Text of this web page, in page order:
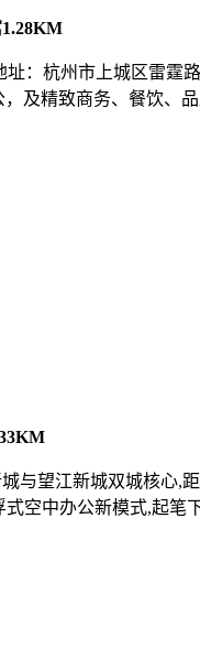
址：杭州市上城区雷霆
及精致商务、餐饮、
与望江新城双城核心,
空中办公新模式,起笔